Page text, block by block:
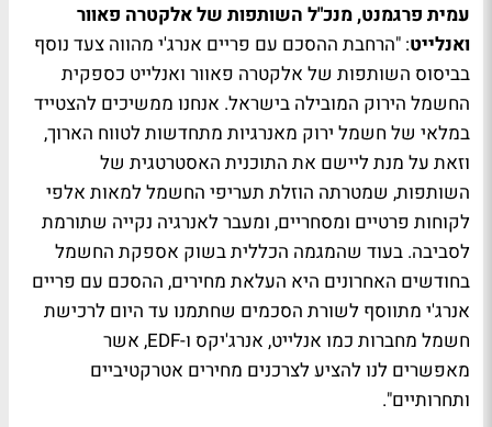
עמית פרגמנט, מנכ"ל השותפות של אלקטרה פאוור
ואנלייט: "הרחבת ההסכם עם פריים אנרג'י מהווה צעד נוסף
בביסוס השותפות של אלקטרה פאוור ואנלייט כספקית
החשמל הירוק המובילה בישראל. אנחנו ממשיכים להצטייד
במלאי של חשמל ירוק מאנרגיות מתחדשות לטווח הארוך,
וזאת על מנת ליישם את התוכנית האסטרטגית של
השותפות, שמטרתה הוזלת תעריפי החשמל למאות אלפי
לקוחות פרטיים ומסחריים, ומעבר לאנרגיה נקייה שתורמת
לסביבה. בעוד שהמגמה הכללית בשוק אספקת החשמל
בחודשים האחרונים היא העלאת מחירים, ההסכם עם פריים
אנרג'י מתווסף לשורת הסכמים שחתמנו עד היום לרכישת
חשמל מחברות כמו אנלייט, אנרג'יקס ו-EDF, אשר
מאפשרים לנו להציע לצרכנים מחירים אטרקטיביים
ותחרותיים".